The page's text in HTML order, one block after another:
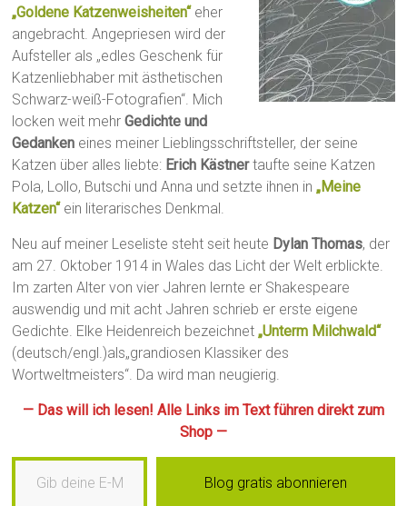
„Goldene Katzenweisheiten“eher
angebracht. Angepriesen wird der
Aufsteller als „edles Geschenk für
Katzenliebhaber mit ästhetischen
Schwarz-weiß-Fotografien“. Mich
locken weit mehrGedichte und
Gedanken eines meiner Lieblingsschriftsteller, der seine
Katzen über alles liebte: Erich Kästnertaufte seine Katzen
Pola, Lollo, Butschi und Anna und setzte ihnen in„Meine
Katzen“ein literarisches Denkmal.
Neu auf meiner Leseliste steht seit heute Dylan Thomas, der
am 27. Oktober 1914 in Wales das Licht der Welt erblickte.
Im zarten Alter von vier Jahren lernte er Shakespeare
auswendig und mit acht Jahren schrieb er erste eigene
Gedichte. Elke Heidenreich bezeichnet„Unterm Milchwald“
(deutsch/engl.)als„grandiosen Klassiker des
Wortweltmeisters“. Da wird man neugierig.
— Das will ich lesen! Alle Links im Text führen direkt zum
Shop —
Gib deine E-Mail-Adresse ein …
Blog gratis abonnieren